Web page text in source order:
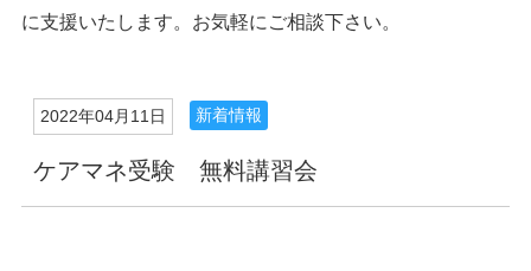
に支援いたします。お気軽にご相談下さい。
2022年04月11日 新着情報
ケアマネ受験 無料講習会